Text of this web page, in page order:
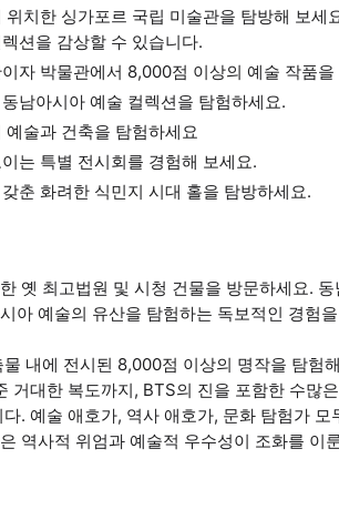
치한 싱가포르 국립 미술관을 탐방해 보
션을 감상할 수 있습니다.
자 박물관에서 8,000점 이상의 예술 작품을
남아시아 예술 컬렉션을 탐험하세요.
술과 건축을 탐험하세요
는 특별 전시회를 경험해 보세요.
춘 화려한 식민지 시대 홀을 탐방하세요.
옛 최고법원 및 시청 건물을 방문하세요.
아 예술의 유산을 탐험하는 독보적인 경험
내에 전시된 8,000점 이상의 명작을 탐험
거대한 복도까지, BTS의 진을 포함한 수많
. 예술 애호가, 역사 애호가, 문화 탐험가
역사적 위엄과 예술적 우수성이 조화를 이